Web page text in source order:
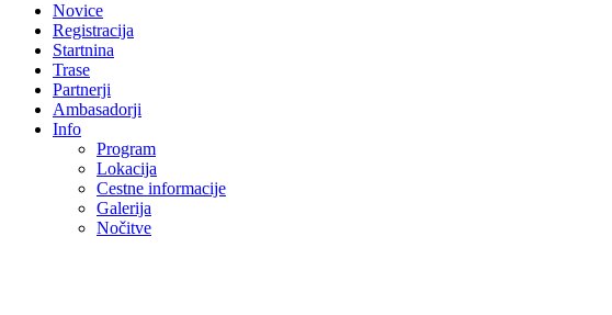
Novice
Registracija
Startnina
Trase
Partnerji
Ambasadorji
Info
Program
Lokacija
Cestne informacije
Galerija
Nočitve